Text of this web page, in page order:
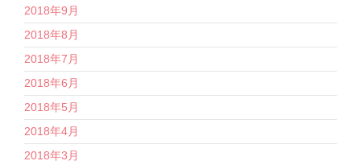
2018年9月
2018年8月
2018年7月
2018年6月
2018年5月
2018年4月
2018年3月